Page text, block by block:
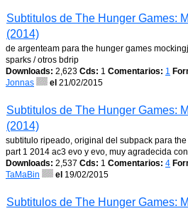
Subtitulos de The Hunger Games:
(2014)
de argenteam para the hunger games
sparks / otros bdrip
Downloads: 2,623 Cds: 1 Comentarios: 1
Jonnas
el 21/02/2015
Subtitulos de The Hunger Games:
(2014)
subtitulo ripeado, original del subpack para
part 1 2014 ac3 evo y evo, muy agradecida
Downloads: 2,537 Cds: 1 Comentarios: 4
TaMaBin
el 19/02/2015
Subtitulos de The Hunger Games: